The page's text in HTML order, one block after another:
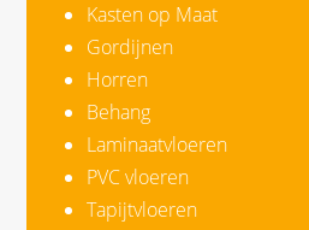
Kasten op Maat
Gordijnen
Horren
Behang
Laminaatvloeren
PVC vloeren
Tapijtvloeren